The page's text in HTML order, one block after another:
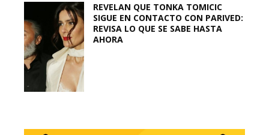
REVELAN QUE TONKA TOMICIC
SIGUE EN CONTACTO CON PARIVED:
REVISA LO QUE SE SABE HASTA
AHORA